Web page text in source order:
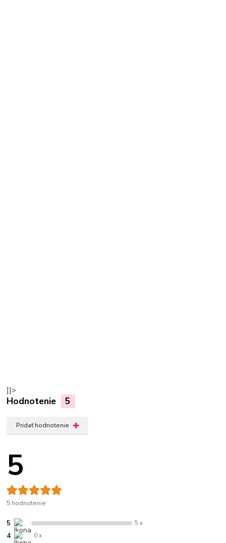
]]>
Hodnotenie 5
Pridať hodnotenie
5
5 hodnotenie
5 5 x
4 0 x